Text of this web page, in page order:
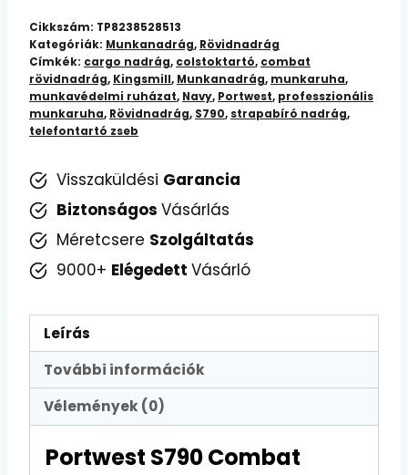
Rövidnadrág:
Strapabíró
és
Kényelmes
Munkaruházat
mennyiség
Cikkszám: TP8238528513
Kategóriák: Munkanadrág, Rövidnadrág
Címkék: cargo nadrág, colstoktartó, combat
rövidnadrág, Kingsmill, Munkanadrág, munkaruha,
munkavédelmi ruházat, Navy, Portwest, professzionális
munkaruha, Rövidnadrág, S790, strapabíró nadrág,
telefontartó zseb
Visszaküldési Garancia
Biztonságos Vásárlás
Méretcsere Szolgáltatás
9000+ Elégedett Vásárló
Leírás
További információk
Vélemények (0)
Portwest S790 Combat